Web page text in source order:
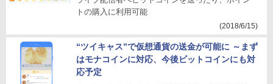
トの購入に利用可能
(2018/6/15)
“ツイキャス”で仮想通貨の送金が可能に ～まず
はモナコインに対応、今後ビットコインにも対
応予定